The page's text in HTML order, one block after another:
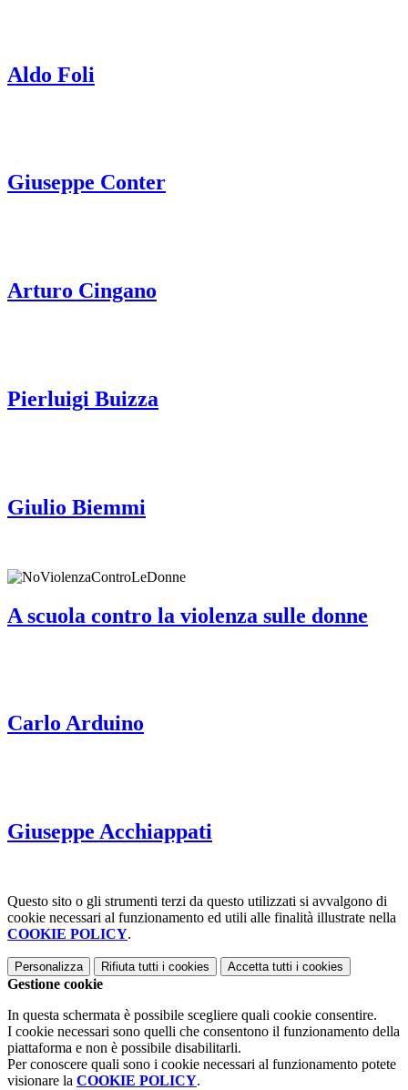
Aldo Foli
Giuseppe Conter
Arturo Cingano
Pierluigi Buizza
Giulio Biemmi
A scuola contro la violenza sulle donne
Carlo Arduino
Giuseppe Acchiappati
Questo sito o gli strumenti terzi da questo utilizzati si avvalgono di
cookie necessari al funzionamento ed utili alle finalità illustrate nella
COOKIE POLICY.
Personalizza Rifiuta tutti i cookies Accetta tutti i cookies
Gestione cookie
In questa schermata è possibile scegliere quali cookie consentire.
I cookie necessari sono quelli che consentono il funzionamento della
piattaforma e non è possibile disabilitarli.
Per conoscere quali sono i cookie necessari al funzionamento potete
visionare la COOKIE POLICY.